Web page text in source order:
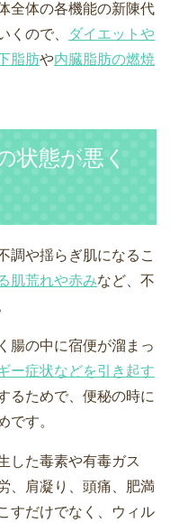
全体の各機能の新陳代
くので、
ダイエットや
脂肪や内臓脂肪の燃焼
状態が悪く
調や揺らぎ肌になるこ
肌荒れや赤みなど、不
腸の中に宿便が溜まっ
ー症状などを引き起す
るためで、便秘の時に
です。
した毒素や有毒ガス
、肩凝り、頭痛、肥満
すだけでなく、ウィル